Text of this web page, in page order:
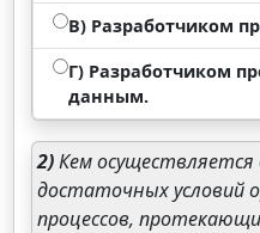
В) Разработчиком
Г) Разработчиком
данным.
2)Кем
достаточных условий
процессов,